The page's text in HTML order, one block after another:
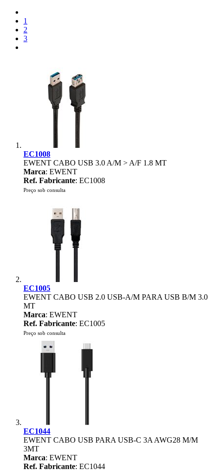
1
2
3
EC1008
EWENT CABO USB 3.0 A/M > A/F 1.8 MT
Marca: EWENT
Ref. Fabricante: EC1008
Preço sob consulta
EC1005
EWENT CABO USB 2.0 USB-A/M PARA USB B/M 3.0
MT
Marca: EWENT
Ref. Fabricante: EC1005
Preço sob consulta
EC1044
EWENT CABO USB PARA USB-C 3A AWG28 M/M
3MT
Marca: EWENT
Ref. Fabricante: EC1044